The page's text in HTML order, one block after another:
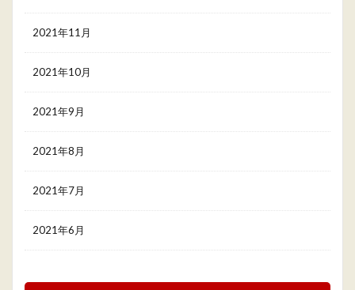
2021年11月
2021年10月
2021年9月
2021年8月
2021年7月
2021年6月